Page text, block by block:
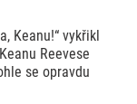
Keanu!“ vykřikl
Reevese
se opravdu